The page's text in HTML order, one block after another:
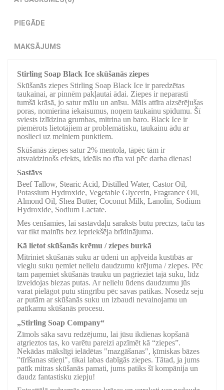
PIEGĀDE
MAKSĀJUMS
Stirling Soap Black Ice skūšanās ziepes
Skūšanās ziepes Stirling Soap Black Ice ir paredzētas
taukainai, ar pinnēm pakļautai ādai. Ziepes ir neparasti
tumšā krāsā, jo satur mālu un anīsu. Māls attīra aizsērējušas
poras, nomierina iekaisumus, noņem taukainu spīdumu. Šī
sviests izlīdzina grumbas, mitrina un baro. Black Ice ir
piemērots lietotājiem ar problemātisku, taukainu ādu ar
noslieci uz melniem punktiem.
Skūšanās ziepes satur 2% mentola, tāpēc tām ir
atsvaidzinošs efekts, ideāls no rīta vai pēc darba dienas!
Sastāvs
Beef Tallow, Stearic Acid, Distilled Water, Castor Oil,
Potassium Hydroxide, Vegetable Glycerin, Fragrance Oil,
Almond Oil, Shea Butter, Coconut Milk, Lanolin, Sodium
Hydroxide, Sodium Lactate.
Mēs cenšamies, lai sastāvdaļu saraksts būtu precīzs, taču tas
var tikt mainīts bez iepriekšēja brīdinājuma.
Kā lietot skūšanās krēmu / ziepes burkā
Mitriniet skūšanās suku ar ūdeni un apļveida kustībās ar
vieglu suku ņemiet nelielu daudzumu krējuma / ziepes. Pēc
tam paņemiet skūšanās trauku un pagrieziet tajā suku, līdz
izveidojas biezas putas. Ar nelielu ūdens daudzumu jūs
varat pielāgot putu stingrību pēc savas patikas. Nosedz seju
ar putām ar skūšanās suku un izbaudi nevainojamu un
patīkamu skūšanās procesu.
„Stirling Soap Company“
Zīmols sāka savu redzējumu, lai jūsu ikdienas kopšanā
atgrieztos tas, ko varētu pareizi apzīmēt kā “ziepes”.
Nekādas mākslīgi ielādētas "mazgāšanas", ķīmiskas bāzes
"tīrīšanas stieņi", tikai labas dabīgās ziepes. Tātad, ja jums
patīk mitras skūšanās pamati, jums patiks šī kompānija un
daudz fantastisku ziepju!